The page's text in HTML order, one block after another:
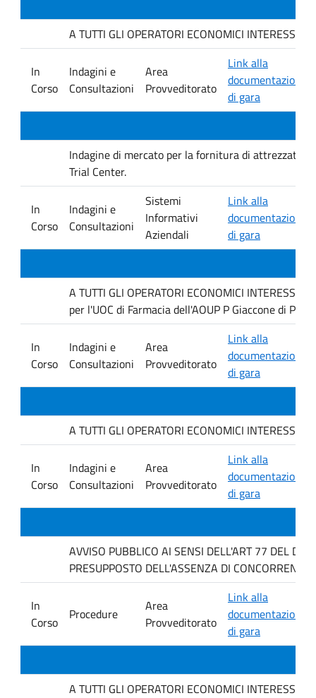
A TUTTI GLI OPERATORI ECONOMICI
In
Corso
Indagini e
Consultazioni
Area
Provveditorato
Link alla
documentazione
di gara
Indagine di mercato per la fornitura di
Trial Center.
In
Corso
Indagini e
Consultazioni
Sistemi
Informativi
Aziendali
Link alla
documentazione
di gara
A TUTTI GLI OPERATORI ECONOMICI
per l'UOC di Farmacia dell'AOUP P Giaccone di
In
Corso
Indagini e
Consultazioni
Area
Provveditorato
Link alla
documentazione
di gara
A TUTTI GLI OPERATORI ECONOMICI
In
Corso
Indagini e
Consultazioni
Area
Provveditorato
Link alla
documentazione
di gara
AVVISO PUBBLICO AI SENSI DELL'ART 77 DEL D
PRESUPPOSTO DELL'ASSENZA DI
In
Corso
Procedure
Area
Provveditorato
Link alla
documentazione
di gara
A TUTTI GLI OPERATORI ECONOMICI